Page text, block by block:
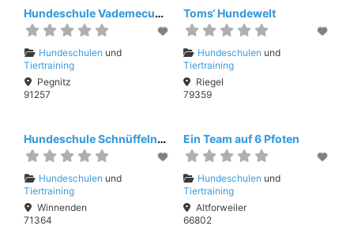
Hundeschule Vademecum Canis
Hundeschulen und
Tiertraining
Pegnitz
91257
Toms‘ Hundewelt
Hundeschulen und
Tiertraining
Riegel
79359
Hundeschule Schnüffelnase Iris Marchner
Hundeschulen und
Tiertraining
Winnenden
71364
Ein Team auf 6 Pfoten
Hundeschulen und
Tiertraining
Altforweiler
66802